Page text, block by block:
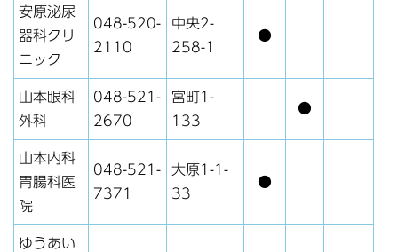
安原泌尿
器科クリ
ニック
048-520-
2110
中央2-
258-1
●
山本眼科
外科
048-521-
2670
宮町1-
133
●
山本内科
胃腸科医
院
048-521-
7371
大原1-1-
33
●
ゆうあい